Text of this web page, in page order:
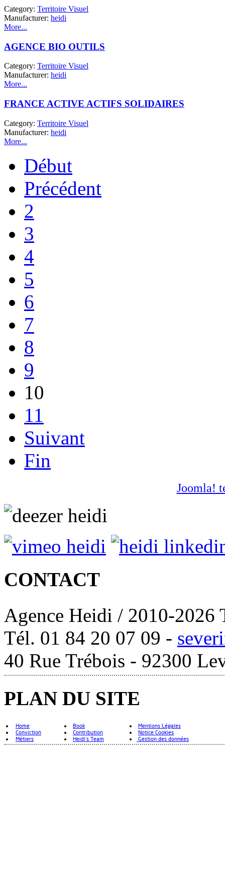
Category: Territoire Visuel
Manufacturer: heidi
More...
AGENCE BIO OUTILS
Category: Territoire Visuel
Manufacturer: heidi
More...
FRANCE ACTIVE ACTIFS SOLIDAIRES
Category: Territoire Visuel
Manufacturer: heidi
More...
Début
Précédent
2
3
4
5
6
7
8
9
10
11
Suivant
Fin
Joomla!
CONTACT
Agence Heidi / 2010-2026
Tél. 01 84 20 07 09 -
40 Rue Trébois - 92300
PLAN DU SITE
Home
Conviction
Métiers
Book
Contribution
Heidi's Team
Mentions Légales
Notice Cookies
Gestion des données